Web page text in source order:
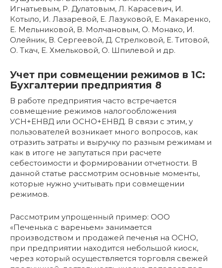
Игнатьевым, Р. Дулатовым, Л. Карасевич, И.
Котыло, И. Лазаревой, Е. Лазуковой, Е. Макаренко,
Е. Мельниковой, В. Молчановым, О. Монако, И.
Олейник, В. Сергеевой, Д. Стрелковой, Е. Титовой,
О. Ткач, Е. Хмельковой, О. Шпилевой и др.
Учет при совмещении режимов в 1С:
Бухгалтерии предприятия 8
В работе предприятия часто встречается
совмещение режимов налогообложения
УСН+ЕНВД или ОСНО+ЕНВД. В связи с этим, у
пользователей возникает много вопросов, как
отразить затраты и выручку по разным режимам и
как в итоге не запутаться при расчете
себестоимости и формировании отчетности. В
данной статье рассмотрим основные моменты,
которые нужно учитывать при совмещении
режимов.
Рассмотрим упрощенный пример: ООО
«Печенька с вареньем» занимается
производством и продажей печенья на ОСНО,
при предприятии находится небольшой киоск,
через который осуществляется торговля свежей